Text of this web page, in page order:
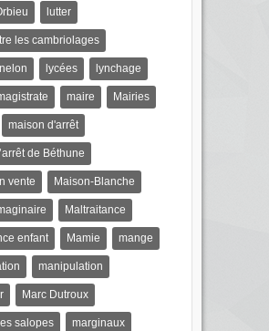
lutter
les cambriolages
lycées lynchage
maire Mairies
maison d'arrêt
de Béthune
vente Maison-Blanche
Maltraitance
enfant Mamie mange
manipulation
Marc Dutroux
salopes marginaux